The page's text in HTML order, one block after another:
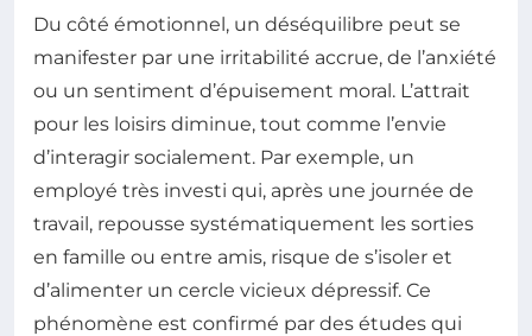
Du côté émotionnel, un déséquilibre peut se
manifester par une irritabilité accrue, de l’anxiété
ou un sentiment d’épuisement moral. L’attrait
pour les loisirs diminue, tout comme l’envie
d’interagir socialement. Par exemple, un
employé très investi qui, après une journée de
travail, repousse systématiquement les sorties
en famille ou entre amis, risque de s’isoler et
d’alimenter un cercle vicieux dépressif. Ce
phénomène est confirmé par des études qui